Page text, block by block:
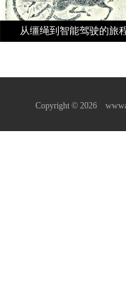
从缰绳到智能驾驶的旅
Copyright © 2026